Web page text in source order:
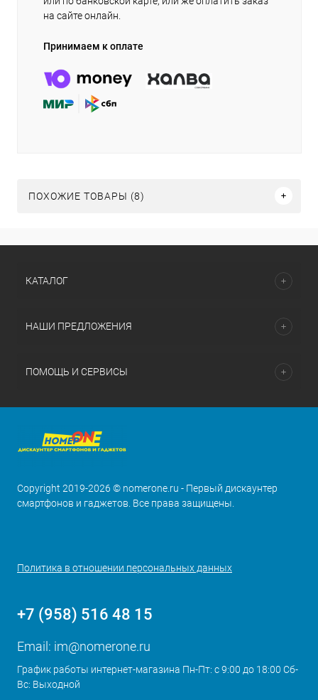
на сайте онлайн.
Принимаем к оплате
ПОХОЖИЕ ТОВАРЫ (8)
КАТАЛОГ
НАШИ ПРЕДЛОЖЕНИЯ
ПОМОЩЬ И СЕРВИСЫ
Copyright 2019-2026 © nomerone.ru - Первый дискаунтер
смартфонов и гаджетов. Все права защищены.
Политика в отношении персональных данных
+7 (958) 516 48 15
Email: im@nomerone.ru
График работы интернет-магазина Пн-Пт: с 9:00 до 18:00 Сб-
Вс: Выходной